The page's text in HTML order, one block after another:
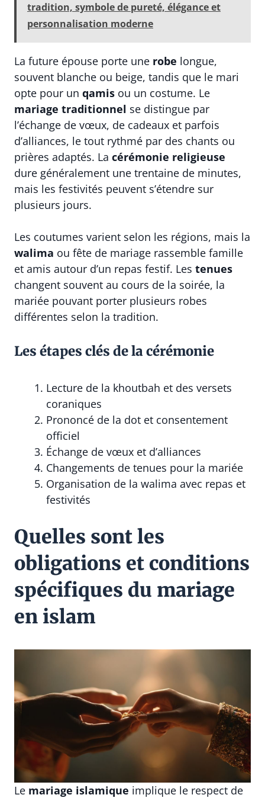
tradition, symbole de pureté, élégance et
personnalisation moderne
La future épouse porte une robe longue,
souvent blanche ou beige, tandis que le mari
opte pour un qamis ou un costume. Le
mariage traditionnel se distingue par
l’échange de vœux, de cadeaux et parfois
d’alliances, le tout rythmé par des chants ou
prières adaptés. La cérémonie religieuse
dure généralement une trentaine de minutes,
mais les festivités peuvent s’étendre sur
plusieurs jours.
Les coutumes varient selon les régions, mais la
walima ou fête de mariage rassemble famille
et amis autour d’un repas festif. Les tenues
changent souvent au cours de la soirée, la
mariée pouvant porter plusieurs robes
différentes selon la tradition.
Les étapes clés de la cérémonie
Lecture de la khoutbah et des versets
coraniques
Prononcé de la dot et consentement
officiel
Échange de vœux et d’alliances
Changements de tenues pour la mariée
Organisation de la walima avec repas et
festivités
Quelles sont les
obligations et conditions
spécifiques du mariage
en islam
Le mariage islamique implique le respect de